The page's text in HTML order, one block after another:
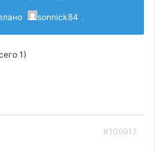
sonnick84 .
1)
#109917